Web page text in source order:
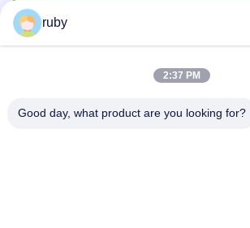
ruby
2:37 PM
Good day, what product are you looking for?